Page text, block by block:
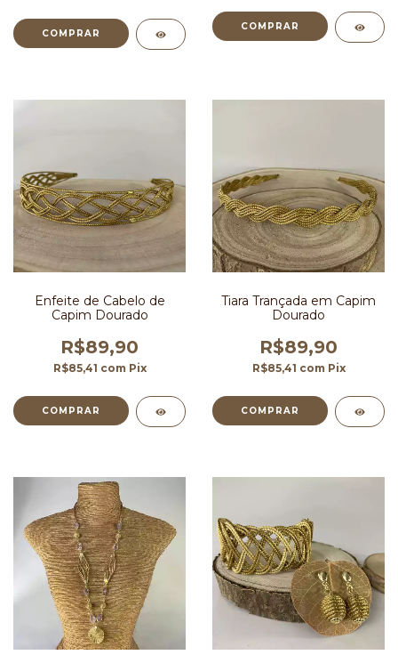
Enfeite de Cabelo de
Capim Dourado
R$89,90
R$85,41 com Pix
Tiara Trançada em Capim
Dourado
R$89,90
R$85,41 com Pix